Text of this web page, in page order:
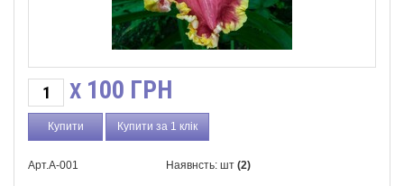
X 100 ГРН
Купити за 1 клік
Арт.А-001 Наявнсть: шт (2)